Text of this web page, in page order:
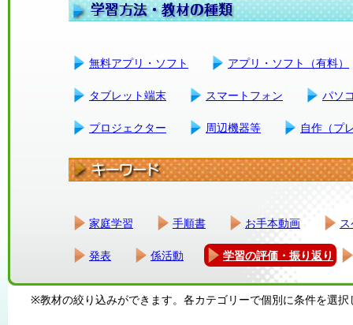
無料アプリ・ソフト アプリ・ソフト（有料）
タブレット端末 スマートフォン パソ
プロジェクター 周辺機器等 自作（プ
家庭学習 手順書 お手本動画
発表 係活動 学習の評価・振り返り
※教材の絞り込みができます。各カテゴリーで個別に条件を選択